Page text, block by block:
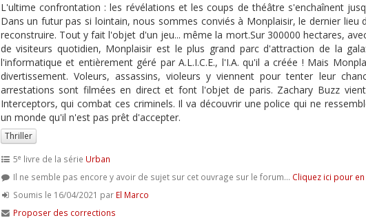
L'ultime confrontation : les révélations et les coups de théâtre s'enchaînent
Dans un futur pas si lointain, nous sommes conviés à Monplaisir, le dernier
reconstruire. Tout y fait l'objet d'un jeu... même la mort.Sur 300000 hectares,
de visiteurs quotidien, Monplaisir est le plus grand parc d'attraction de la
l'informatique et entièrement géré par A.L.I.C.E., l'I.A. qu'il a créée ! Mais
divertissement. Voleurs, assassins, violeurs y viennent pour tenter leur
arrestations sont filmées en direct et font l'objet de paris. Zachary Buzz
Interceptors, qui combat ces criminels. Il va découvrir une police qui ne
un monde qu'il n'est pas prêt d'accepter.
Thriller
5e livre de la série Urban
Il ne semble pas encore y avoir de sujet sur cet ouvrage sur le forum... Cliquez ici pour
Soumis le 16/04/2021 par El Marco
Proposer des corrections